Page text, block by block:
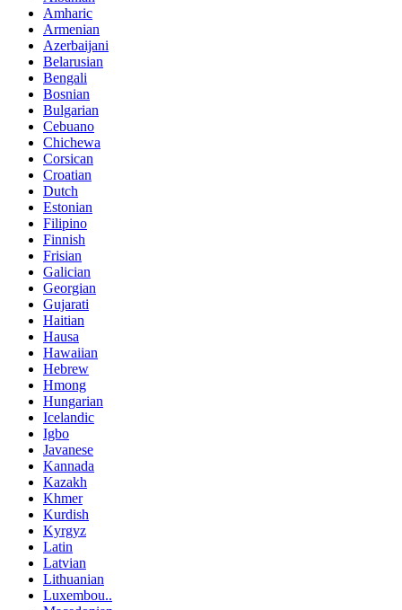
Amharic
Armenian
Azerbaijani
Belarusian
Bengali
Bosnian
Bulgarian
Cebuano
Chichewa
Corsican
Croatian
Dutch
Estonian
Filipino
Finnish
Frisian
Galician
Georgian
Gujarati
Haitian
Hausa
Hawaiian
Hebrew
Hmong
Hungarian
Icelandic
Igbo
Javanese
Kannada
Kazakh
Khmer
Kurdish
Kyrgyz
Latin
Latvian
Lithuanian
Luxembou..